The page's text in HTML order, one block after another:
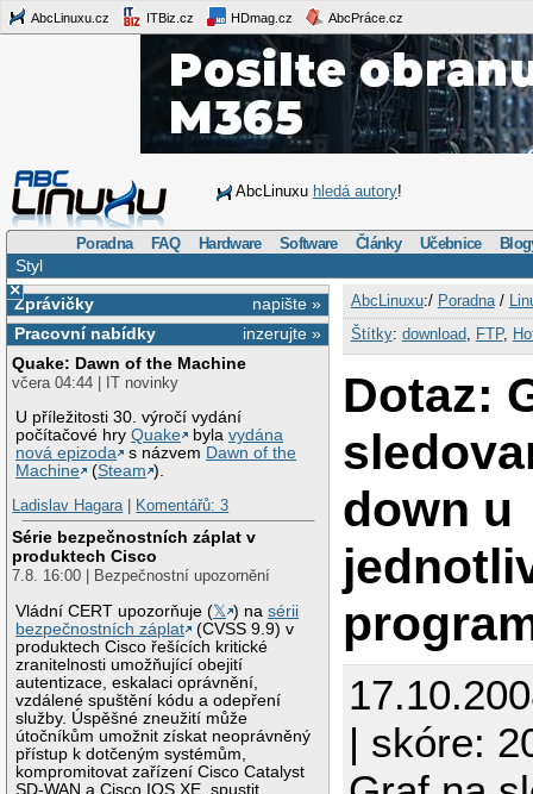
AbcLinuxu.cz ITBiz.cz HDmag.cz AbcPráce.cz
AbcLinuxu hledá autory!
Poradna FAQ Hardware Software Články Učebnice
Styl
×
napište »
Zprávičky
inzerujte »
Pracovní nabídky
Quake: Dawn of the Machine
včera 04:44 | IT novinky
U příležitosti 30. výročí vydání
počítačové hryQuake bylavydána
nová epizoda
s názvem Dawn of the
Machine
(Steam ).
Ladislav Hagara| Komentářů: 3
Série bezpečnostních záplat v
produktech Cisco
7.8. 16:00 | Bezpečnostní upozornění
Vládní CERT upozorňuje (𝕏 ) nasérii
bezpečnostních záplat
(CVSS 9.9) v
produktech Cisco řešících kritické
zranitelnosti umožňující obejití
autentizace, eskalaci oprávnění,
vzdálené spuštění kódu a odepření
služby. Úspěšné zneužití může
útočníkům umožnit získat neoprávněný
přístup k dotčeným systémům,
kompromitovat zařízení Cisco Catalyst
SD-WAN a Cisco IOS XE, spustit
AbcLinuxu:/ Poradna/
Štítky: download, FTP,
Dotaz:
down u
| skóre: